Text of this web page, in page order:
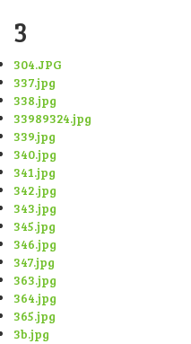
3
304.JPG
337.jpg
338.jpg
33989324.jpg
339.jpg
340.jpg
341.jpg
342.jpg
343.jpg
345.jpg
346.jpg
347.jpg
363.jpg
364.jpg
365.jpg
3b.jpg